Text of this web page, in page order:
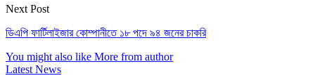
Next Post
ডিএপি ফার্টিলাইজার কোম্পানীতে ১৮ পদে ৯৪ জনের চাকরি
You might also like More from author
Latest News